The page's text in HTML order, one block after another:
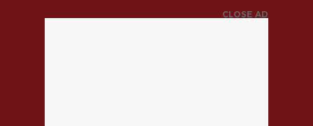
CLOSE AD